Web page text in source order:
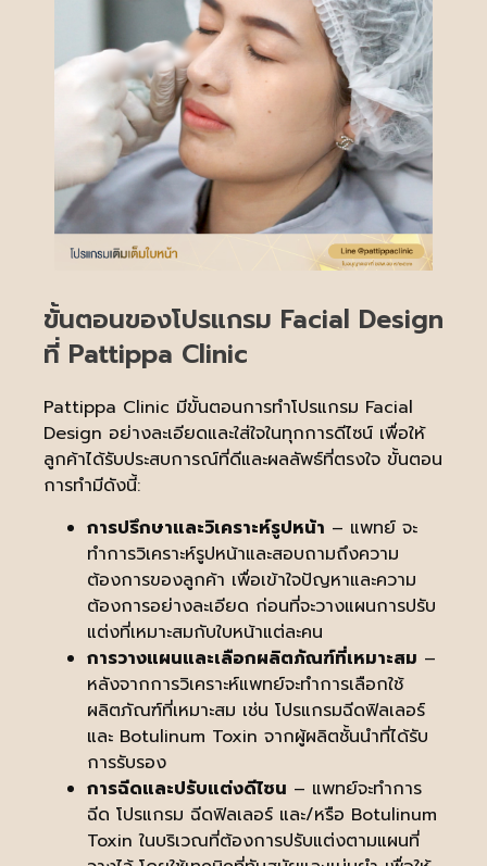
ขั้นตอนของโปรแกรม Facial Design
ที่ Pattippa Clinic
Pattippa Clinic มีขั้นตอนการทำโปรแกรม Facial
Design อย่างละเอียดและใส่ใจในทุกการดีไซน์ เพื่อให้
ลูกค้าได้รับประสบการณ์ที่ดีและผลลัพธ์ที่ตรงใจ ขั้นตอน
การทำมีดังนี้:
การปรึกษาและวิเคราะห์รูปหน้า – แพทย์ จะ
ทำการวิเคราะห์รูปหน้าและสอบถามถึงความ
ต้องการของลูกค้า เพื่อเข้าใจปัญหาและความ
ต้องการอย่างละเอียด ก่อนที่จะวางแผนการปรับ
แต่งที่เหมาะสมกับใบหน้าแต่ละคน
การวางแผนและเลือกผลิตภัณฑ์ที่เหมาะสม –
หลังจากการวิเคราะห์แพทย์จะทำการเลือกใช้
ผลิตภัณฑ์ที่เหมาะสม เช่น โปรแกรมฉีดฟิลเลอร์
และ Botulinum Toxin จากผู้ผลิตชั้นนำที่ได้รับ
การรับรอง
การฉีดและปรับแต่งดีไซน – แพทย์จะทำการ
ฉีด โปรแกรม ฉีดฟิลเลอร์ และ/หรือ Botulinum
Toxin ในบริเวณที่ต้องการปรับแต่งตามแผนที่